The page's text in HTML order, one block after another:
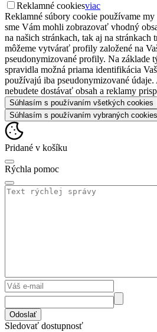
Reklamné cookiesviac
Reklamné súbory cookie používame
sme Vám mohli zobrazovať vhodný
na našich stránkach, tak aj na
môžeme vytvárať profily založené na
pseudonymizované profily. Na základe
spravidla možná priama identifikácia
používajú iba pseudonymizované údaje.
nebudete dostávať obsah a reklamy
Súhlasím s používaním všetkých cookies
Súhlasím s používaním vybraných cookies
Pridané v košíku
Rýchla pomoc
Odoslať
Sledovať dostupnosť